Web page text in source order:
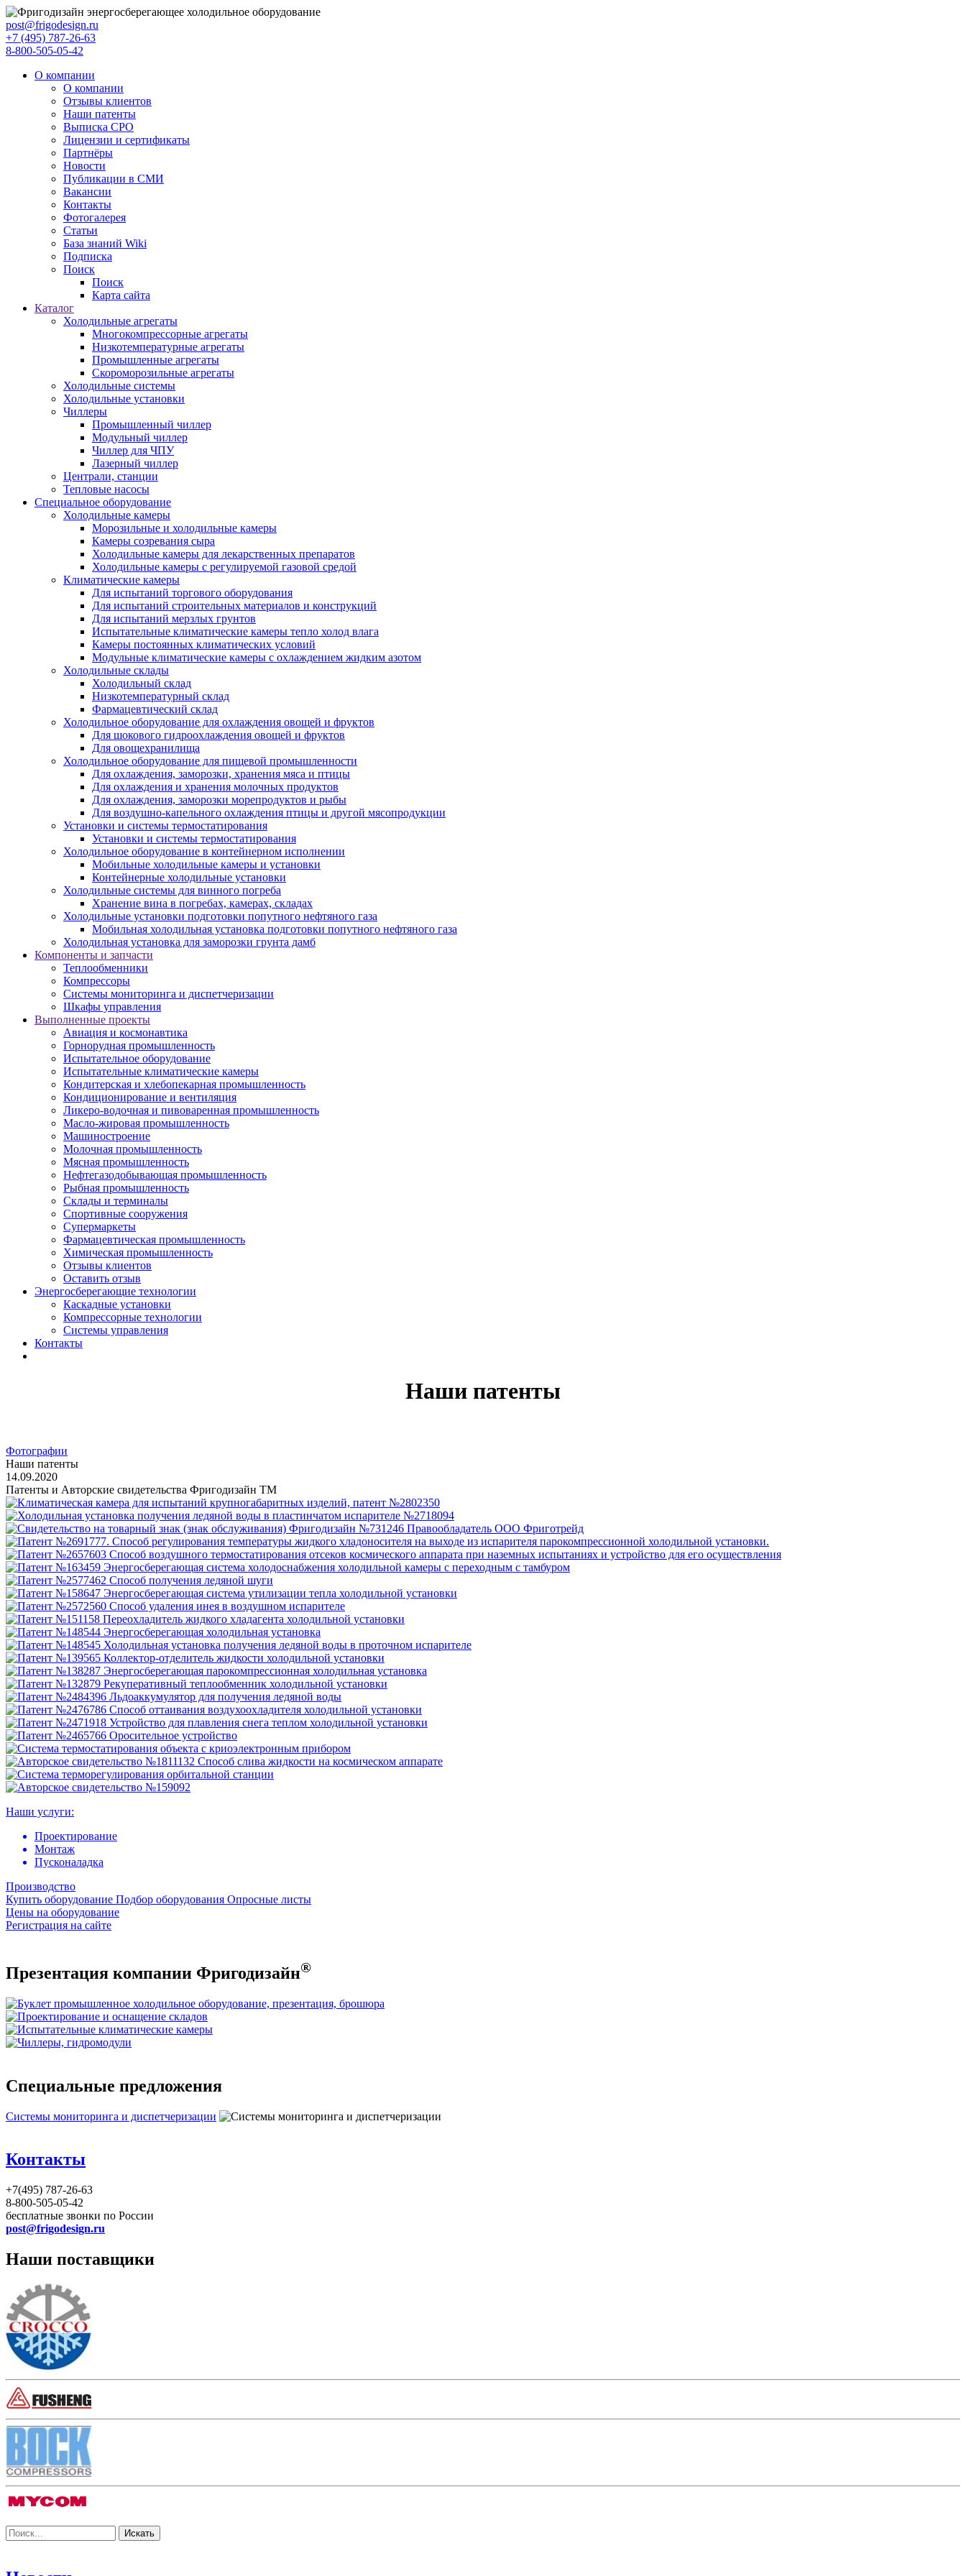
post@frigodesign.ru
+7 (495) 787-26-63
8-800-505-05-42
О компании
О компании
Отзывы клиентов
Наши патенты
Выписка СРО
Лицензии и сертификаты
Партнёры
Новости
Публикации в СМИ
Вакансии
Контакты
Фотогалерея
Статьи
База знаний Wiki
Подписка
Поиск
Поиск
Карта сайта
Каталог
Холодильные агрегаты
Многокомпрессорные агрегаты
Низкотемпературные агрегаты
Промышленные агрегаты
Скороморозильные агрегаты
Холодильные системы
Холодильные установки
Чиллеры
Промышленный чиллер
Модульный чиллер
Чиллер для ЧПУ
Лазерный чиллер
Централи, станции
Тепловые насосы
Специальное оборудование
Холодильные камеры
Морозильные и холодильные камеры
Камеры созревания сыра
Холодильные камеры для лекарственных препаратов
Холодильные камеры с регулируемой газовой средой
Климатические камеры
Для испытаний торгового оборудования
Для испытаний строительных материалов и конструкций
Для испытаний мерзлых грунтов
Испытательные климатические камеры тепло холод влага
Камеры постоянных климатических условий
Модульные климатические камеры с охлаждением жидким азотом
Холодильные склады
Холодильный склад
Низкотемпературный склад
Фармацевтический склад
Холодильное оборудование для охлаждения овощей и фруктов
Для шокового гидроохлаждения овощей и фруктов
Для овощехранилища
Холодильное оборудование для пищевой промышленности
Для охлаждения, заморозки, хранения мяса и птицы
Для охлаждения и хранения молочных продуктов
Для охлаждения, заморозки морепродуктов и рыбы
Для воздушно-капельного охлаждения птицы и другой мясопродукции
Установки и системы термостатирования
Установки и системы термостатирования
Холодильное оборудование в контейнерном исполнении
Мобильные холодильные камеры и установки
Контейнерные холодильные установки
Холодильные системы для винного погреба
Хранение вина в погребах, камерах, складах
Холодильные установки подготовки попутного нефтяного газа
Мобильная холодильная установка подготовки попутного нефтяного газа
Холодильная установка для заморозки грунта дамб
Компоненты и запчасти
Теплообменники
Компрессоры
Системы мониторинга и диспетчеризации
Шкафы управления
Выполненные проекты
Авиация и космонавтика
Горнорудная промышленность
Испытательное оборудование
Испытательные климатические камеры
Кондитерская и хлебопекарная промышленность
Кондиционирование и вентиляция
Ликеро-водочная и пивоваренная промышленность
Масло-жировая промышленность
Машиностроение
Молочная промышленность
Мясная промышленность
Нефтегазодобывающая промышленность
Рыбная промышленность
Склады и терминалы
Спортивные сооружения
Супермаркеты
Фармацевтическая промышленность
Химическая промышленность
Отзывы клиентов
Оставить отзыв
Энергосберегающие технологии
Каскадные установки
Компрессорные технологии
Системы управления
Контакты
Наши патенты
Фотографии
Наши патенты
14.09.2020
Патенты и Авторские свидетельства Фригодизайн ТМ
Наши услуги:
Проектирование
Монтаж
Пусконаладка
Производство
Купить оборудование Подбор оборудования Опросные листы
Цены на оборудование
Регистрация на сайте
Презентация компании Фригодизайн®
Специальные предложения
Системы мониторинга и диспетчеризации
Контакты
+7(495) 787-26-63
8-800-505-05-42
бесплатные звонки по России
post@frigodesign.ru
Наши поставщики